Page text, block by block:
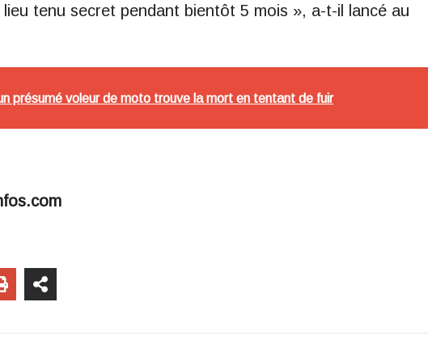
tenu secret pendant bientôt 5 mois », a-t-il lancé au
présumé voleur de moto trouve la mort en tentant de fuir